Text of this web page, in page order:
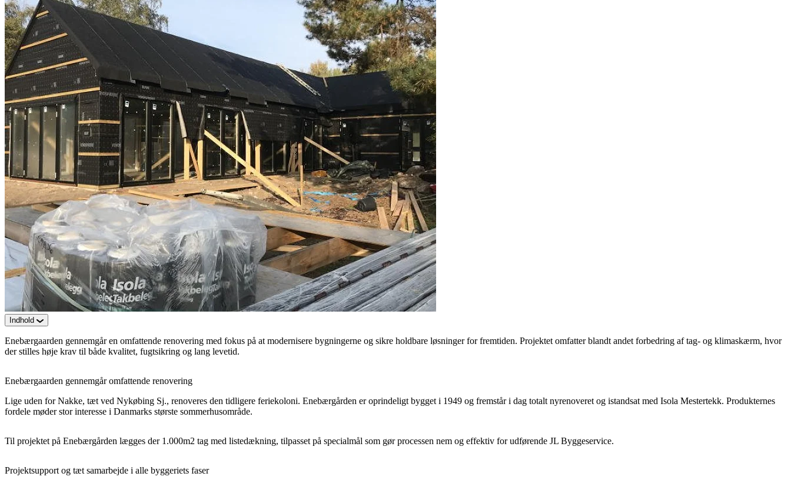
Indhold
Enebærgaarden gennemgår en omfattende renovering med fokus på at modernisere bygningerne og sikre holdbare løsninger for fremtiden. Projektet omfatter blandt andet forbedring af tag- og klimaskærm, hvor
der stilles høje krav til både kvalitet, fugtsikring og lang levetid.
Enebærgaarden gennemgår omfattende renovering
Lige uden for Nakke, tæt ved Nykøbing Sj., renoveres den tidligere feriekoloni. Enebærgården er oprindeligt bygget i 1949 og fremstår i dag totalt nyrenoveret og istandsat med Isola Mestertekk. Produkternes
fordele møder stor interesse i Danmarks største sommerhusområde.
Til projektet på Enebærgården lægges der 1.000m2 tag med listedækning, tilpasset på specialmål som gør processen nem og effektiv for udførende JL Byggeservice.
Projektsupport og tæt samarbejde i alle byggeriets faser